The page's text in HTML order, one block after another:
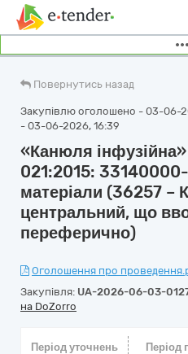
Повернутись назад
Закупівлю оголошено - 03-06-
- 03-06-2026, 16:39
«Канюля
021:2015:
матеріали (36257 –
центральний, що
переферично)
Оголошення про
Закупівля: UA-2026-06-03-
на DoZorro
Період уточнень
Період